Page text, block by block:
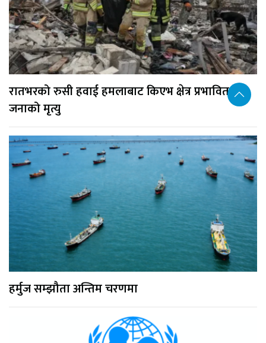
रातभरको रुसी हवाई हमलाबाट किएभ क्षेत्र प्रभावित, १७
जनाको मृत्यु
हर्मुज सम्झौता अन्तिम चरणमा